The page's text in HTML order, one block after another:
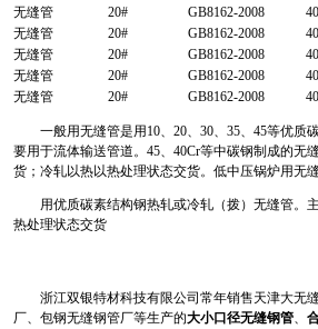
无缝管
20# GB8162-2008
无缝管
20# GB8162-2008
无缝管
20# GB8162-2008
无缝管
20# GB8162-2008
无缝管
20# GB8162-2008
一般用无缝管是用10、20、30、35、45等优质碳
要用于流体输送管道。45、40Cr等中碳钢制成的
货；冷轧以热以热处理状态交货。低中压锅炉用无
用优质碳素结构钢热轧或冷轧（拨）无缝管。主
热处理状态交货
浙江双银特材科技有限公司常年销售天津大无缝
厂、包钢无缝钢管厂等生产的大小口径无缝钢管、